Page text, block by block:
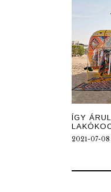
ÍGY
2021-07-08